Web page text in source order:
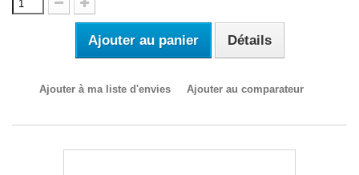
Ajouter au panier Détails
Ajouter à ma liste d'envies Ajouter au comparateur